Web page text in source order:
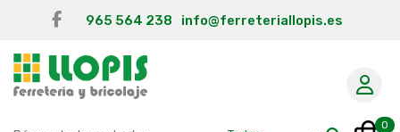
965 564 238 info@ferreteriallopis.es
0